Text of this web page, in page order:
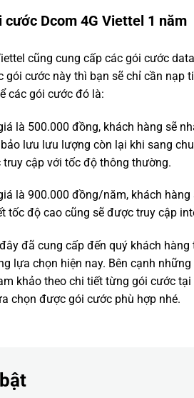
cước Dcom 4G Viettel 1 năm
cũng cung cấp các gói cước
gói cước này thì bạn sẽ chỉ cần nạp
các gói cước đó là:
là 500.000 đồng, khách hàng sẽ
lưu lưu lượng còn lại khi sang
cập với tốc độ thông thường.
là 900.000 đồng/năm, khách
tốc độ cao cũng sẽ được truy cập
đã cung cấp đến quý khách
lựa chọn hiện nay. Bên cạnh
khảo theo chi tiết từng gói cước tại
chọn được gói cước phù hợp nhé.